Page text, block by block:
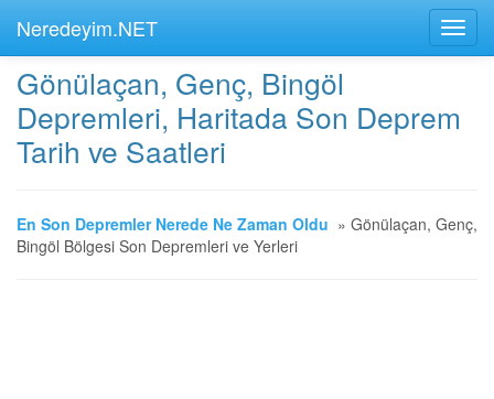
Neredeyim.NET
Gönülaçan, Genç, Bingöl
Depremleri, Haritada Son Deprem
Tarih ve Saatleri
En Son Depremler Nerede Ne Zaman Oldu » Gönülaçan, Genç,
Bingöl Bölgesi Son Depremleri ve Yerleri